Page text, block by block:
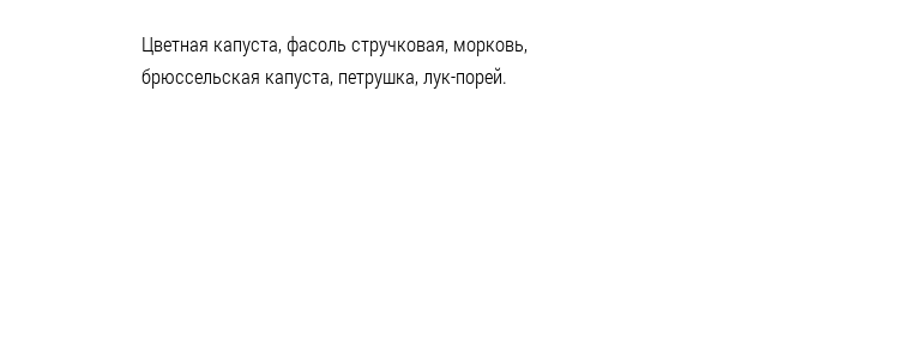
Цветная капуста, фасоль стручковая, морковь,
брюссельская капуста, петрушка, лук-порей.